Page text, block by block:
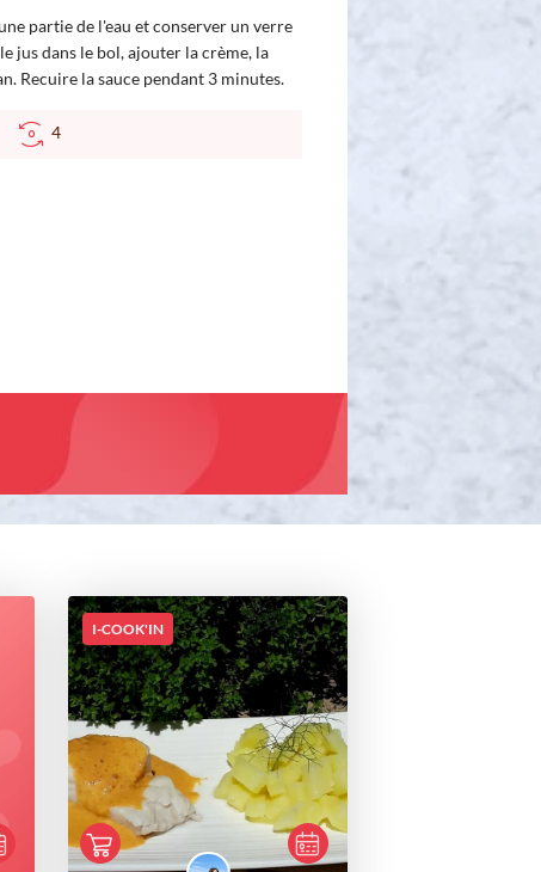
partie de l'eau et conserver un verre
jus dans le bol, ajouter la crème, la
Recuire la sauce pendant 3 minutes.
4
I-COOK'IN